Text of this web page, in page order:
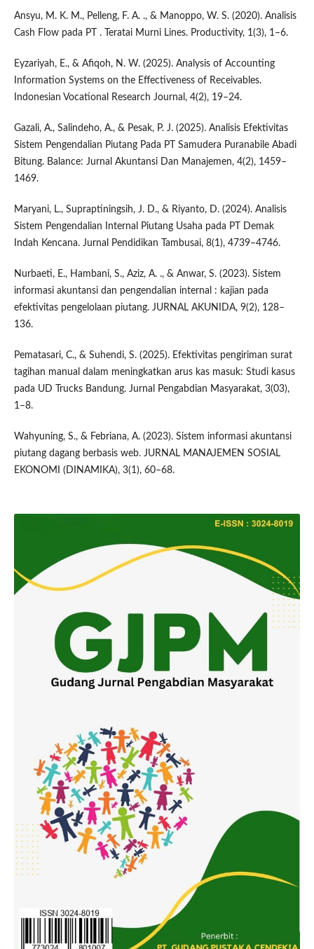
Ansyu, M. K. M., Pelleng, F. A. ., & Manoppo, W. S. (2020). Analisis
Cash Flow pada PT . Teratai Murni Lines. Productivity, 1(3), 1–6.
Eyzariyah, E., & Afiqoh, N. W. (2025). Analysis of Accounting
Information Systems on the Effectiveness of Receivables.
Indonesian Vocational Research Journal, 4(2), 19–24.
Gazali, A., Salindeho, A., & Pesak, P. J. (2025). Analisis Efektivitas
Sistem Pengendalian Piutang Pada PT Samudera Puranabile Abadi
Bitung. Balance: Jurnal Akuntansi Dan Manajemen, 4(2), 1459–
1469.
Maryani, L., Supraptiningsih, J. D., & Riyanto, D. (2024). Analisis
Sistem Pengendalian Internal Piutang Usaha pada PT Demak
Indah Kencana. Jurnal Pendidikan Tambusai, 8(1), 4739–4746.
Nurbaeti, E., Hambani, S., Aziz, A. ., & Anwar, S. (2023). Sistem
informasi akuntansi dan pengendalian internal : kajian pada
efektivitas pengelolaan piutang. JURNAL AKUNIDA, 9(2), 128–
136.
Pematasari, C., & Suhendi, S. (2025). Efektivitas pengiriman surat
tagihan manual dalam meningkatkan arus kas masuk: Studi kasus
pada UD Trucks Bandung. Jurnal Pengabdian Masyarakat, 3(03),
1–8.
Wahyuning, S., & Febriana, A. (2023). Sistem informasi akuntansi
piutang dagang berbasis web. JURNAL MANAJEMEN SOSIAL
EKONOMI (DINAMIKA), 3(1), 60–68.